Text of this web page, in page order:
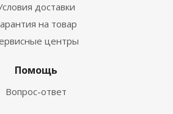
доставки
на товар
центры
Помощь
Вопрос-ответ